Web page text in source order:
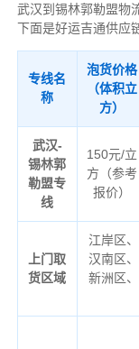
武汉到锡林郭勒盟物
下面是好运吉通供应
专线名
称
泡货价格
（体积立
方）
武汉-
锡林郭
勒盟专
线
150元/立
方（参考
报价）
上门取
货区域
江岸区
汉南区
新洲区